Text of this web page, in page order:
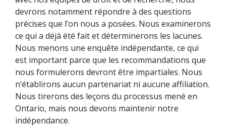
devrons notamment répondre à des questions
précises que l’on nous a posées. Nous examinerons
ce qui a déjà été fait et déterminerons les lacunes.
Nous menons une enquête indépendante, ce qui
est important parce que les recommandations que
nous formulerons devront être impartiales. Nous
n’établirons aucun partenariat ni aucune affiliation.
Nous tirerons des leçons du processus mené en
Ontario, mais nous devons maintenir notre
indépendance.